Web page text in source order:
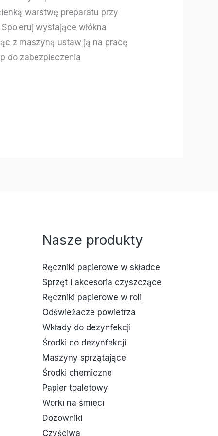
warstwę preparatu przy
wystające włókna
z maszyną ustaw ją na pracę
do zabezpieczenia
Nasze produkty
Ręczniki papierowe w składce
Sprzęt i akcesoria czyszczące
Ręczniki papierowe w roli
Odświeżacze powietrza
Wkłady do dezynfekcji
Środki do dezynfekcji
Maszyny sprzątające
Środki chemiczne
Papier toaletowy
Worki na śmieci
Dozowniki
Czyściwa